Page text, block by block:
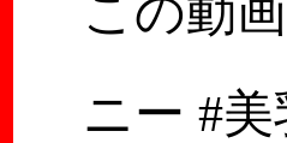
この動
ニー #美